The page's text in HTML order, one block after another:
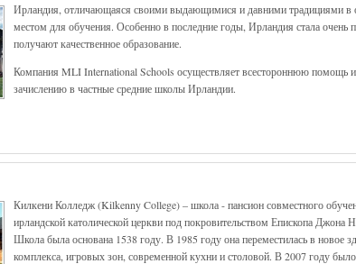
Ирландия, отличающаяся своими выдающимися и давними традициями в
местом для обучения. Особенно в последние годы, Ирландия стала очень
получают качественное образование.
Компания MLI International Schools осуществляет всестороннюю помощь
зачислению в частные средние школы Ирландии.
Килкени Колледж (Kilkenny College) – школа - пансион совместного
ирландской католической церкви под покровительством Епископа Джона
Школа была основана 1538 году. В 1985 году она переместилась в новое
комплекса, игровых зон, современной кухни и столовой. В 2007 году